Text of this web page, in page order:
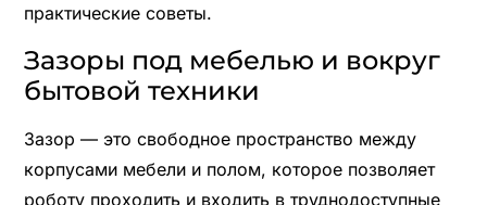
практические советы.
Зазоры под мебелью и вокруг
бытовой техники
Зазор — это свободное пространство между
корпусами мебели и полом, которое позволяет
роботу проходить и входить в труднодоступные